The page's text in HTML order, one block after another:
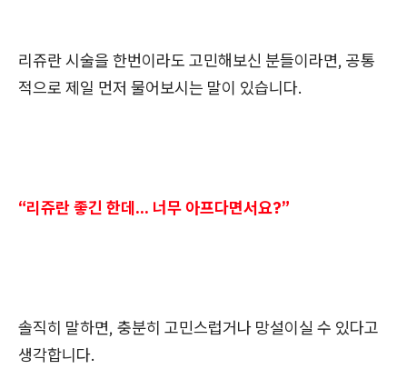
리쥬란 시술을 한번이라도 고민해보신 분들이라면, 공통
적으로 제일 먼저 물어보시는 말이 있습니다.
“리쥬란 좋긴 한데... 너무 아프다면서요?”
솔직히 말하면, 충분히 고민스럽거나 망설이실 수 있다고
생각합니다.